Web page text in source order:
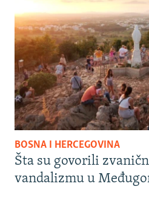
BOSNA I HERCEGOVINA
Šta su govorili
vandalizmu u